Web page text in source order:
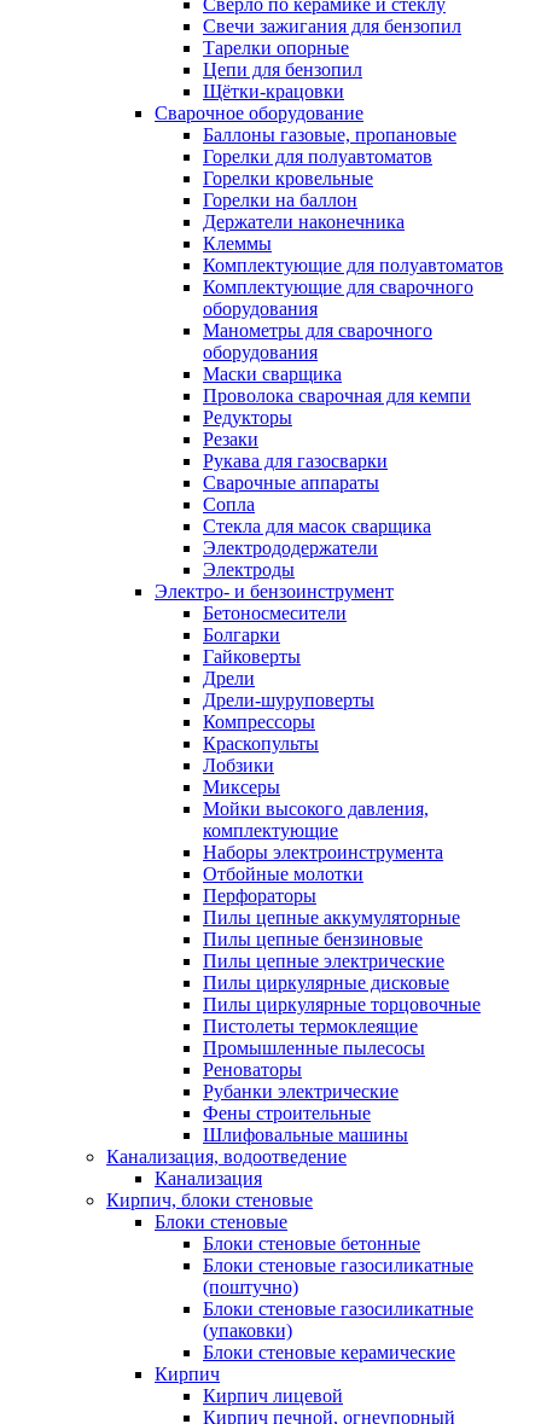
Сверло по керамике и стеклу
Свечи зажигания для бензопил
Тарелки опорные
Цепи для бензопил
Щётки-крацовки
Сварочное оборудование
Баллоны газовые, пропановые
Горелки для полуавтоматов
Горелки кровельные
Горелки на баллон
Держатели наконечника
Клеммы
Комплектующие для полуавтоматов
Комплектующие для сварочного
оборудования
Манометры для сварочного
оборудования
Маски сварщика
Проволока сварочная для кемпи
Редукторы
Резаки
Рукава для газосварки
Сварочные аппараты
Сопла
Стекла для масок сварщика
Электрододержатели
Электроды
Электро- и бензоинструмент
Бетоносмесители
Болгарки
Гайковерты
Дрели
Дрели-шуруповерты
Компрессоры
Краскопульты
Лобзики
Миксеры
Мойки высокого давления,
комплектующие
Наборы электроинструмента
Отбойные молотки
Перфораторы
Пилы цепные аккумуляторные
Пилы цепные бензиновые
Пилы цепные электрические
Пилы циркулярные дисковые
Пилы циркулярные торцовочные
Пистолеты термоклеящие
Промышленные пылесосы
Реноваторы
Рубанки электрические
Фены строительные
Шлифовальные машины
Канализация, водоотведение
Канализация
Кирпич, блоки стеновые
Блоки стеновые
Блоки стеновые бетонные
Блоки стеновые газосиликатные
(поштучно)
Блоки стеновые газосиликатные
(упаковки)
Блоки стеновые керамические
Кирпич
Кирпич лицевой
Кирпич печной, огнеупорный